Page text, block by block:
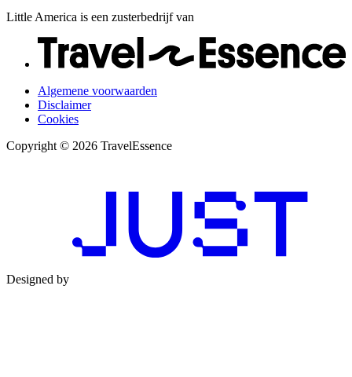
Little America is een zusterbedrijf van
Algemene voorwaarden
Disclaimer
Cookies
Copyright © 2026 TravelEssence
Designed by